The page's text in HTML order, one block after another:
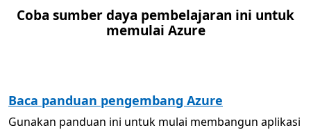
Coba sumber daya pembelajaran ini untuk
memulai Azure
Baca panduan pengembang Azure
Gunakan panduan ini untuk mulai membangun aplikasi